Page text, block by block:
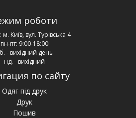
роботи
м. Київ, вул. Турівська 4
пн-пт: 9:00-18:00
- вихідний день
нд. - вихідний
по сайту
Одяг під друк
Друк
Пошив